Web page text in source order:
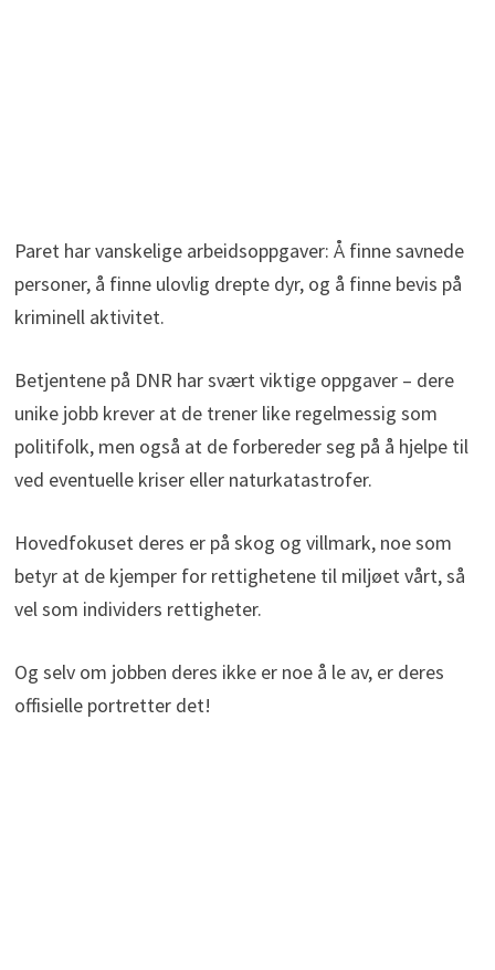
Paret har vanskelige arbeidsoppgaver: Å finne savnede
personer, å finne ulovlig drepte dyr, og å finne bevis på
kriminell aktivitet.
Betjentene på DNR har svært viktige oppgaver – dere
unike jobb krever at de trener like regelmessig som
politifolk, men også at de forbereder seg på å hjelpe til
ved eventuelle kriser eller naturkatastrofer.
Hovedfokuset deres er på skog og villmark, noe som
betyr at de kjemper for rettighetene til miljøet vårt, så
vel som individers rettigheter.
Og selv om jobben deres ikke er noe å le av, er deres
offisielle portretter det!